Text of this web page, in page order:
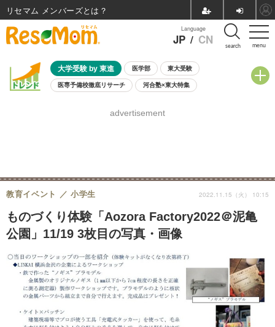
menu
Language
JP / CN search
大学受験 by 東進 医学部 東大受験
医専予備校徹底リサーチ 河合塾×東大特集
8月開催学校説明会・相談会
advertisement
ものづくり体験「Aozora Factory2022＠泥亀
公園」11/19 3枚目の写真・画像
教育イベント 小学生 2022.11.15（火） 10:15
リセマム メンバーズ